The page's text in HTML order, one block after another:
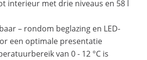
interieur met drie niveaus en 58 l
– rondom beglazing en LED-
een optimale presentatie
van 0 - 12 °C is